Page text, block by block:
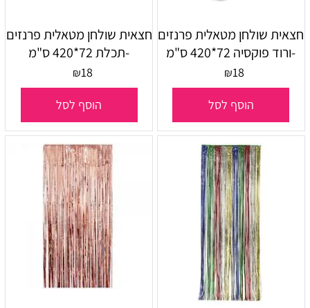
חצאית שולחן מטאלית פרנזים
-ורוד פוקסיה 72*420 ס"מ
₪18
הוסף לסל
חצאית שולחן מטאלית פרנזים
-תכלת 72*420 ס"מ
₪18
הוסף לסל